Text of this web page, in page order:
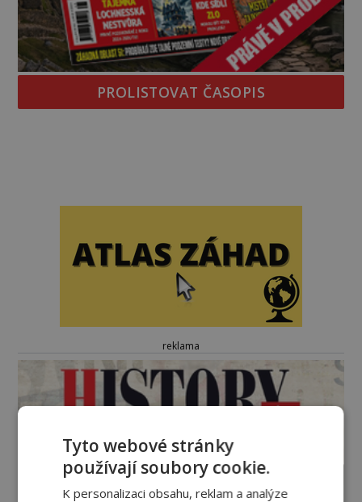
PROLISTOVAT ČASOPIS
reklama
Tyto webové stránky
používají soubory cookie.
K personalizaci obsahu, reklam a analýze